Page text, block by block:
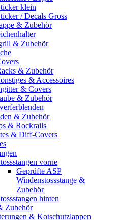
klein
/ Decals Gross
& Zubehör
& Zubehör
& Zubehör
& Accessoires
& Covers
& Zubehör
& Zubehör
& Rockrails
& Diff-Covers
vorne
Geprüfte ASP
Windenstossstange &
Zubehör
hinten
Zubehör
& Kotschutzlappen